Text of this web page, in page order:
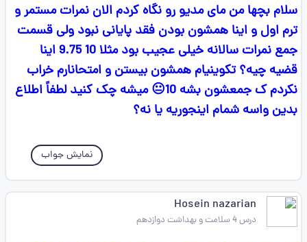
سلام بچها من مای مدیو رو نگاه کردم الان نمرات مستمر و
ترم اول و اینا همشون بودن فقد پایانی نبود ولی قسمت
جمع نمرات سالانه خیلی عجیب بود مثلا 10 9.75 اینا
قضیه چیه؟ تکوینیام همشون بیستن و امتحانارم خراب
نکردم ک جمعشون بشه 10😐 میشه چک کنید لطفاً اطلاع
بدین واسه شمام اینجوریه یا نه؟
نمایش جواب
Hosein nazarian
درس 4 سلامت و بهداشت دوازدهم